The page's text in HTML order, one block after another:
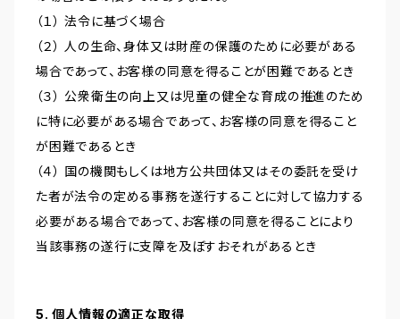
（１） 法令に基づく場合
（２） 人の生命、身体又は財産の保護のために必要がある
場合であって、お客様の同意を得ることが困難であるとき
（３） 公衆衛生の向上又は児童の健全な育成の推進のため
に特に必要がある場合であって、お客様の同意を得ること
が困難であるとき
（４） 国の機関もしくは地方公共団体又はその委託を受け
た者が法令の定める事務を遂行することに対して協力する
必要がある場合であって、お客様の同意を得ることにより
当該事務の遂行に支障を及ぼすおそれがあるとき
5. 個人情報の適正な取得